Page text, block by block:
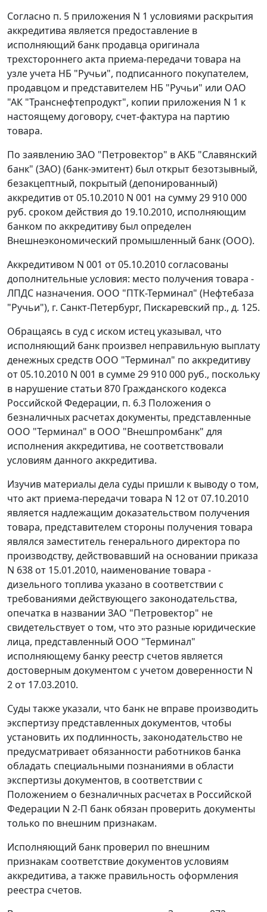
Согласно п. 5 приложения N 1 условиями раскрытия
аккредитива является предоставление в
исполняющий банк продавца оригинала
трехстороннего акта приема-передачи товара на
узле учета НБ "Ручьи", подписанного покупателем,
продавцом и представителем НБ "Ручьи" или ОАО
"АК "Транснефтепродукт", копии приложения N 1 к
настоящему договору, счет-фактура на партию
товара.
По заявлению ЗАО "Петровектор" в АКБ "Славянский
банк" (ЗАО) (банк-эмитент) был открыт безотзывный,
безакцептный, покрытый (депонированный)
аккредитив от 05.10.2010 N 001 на сумму 29 910 000
руб. сроком действия до 19.10.2010, исполняющим
банком по аккредитиву был определен
Внешнеэкономический промышленный банк (ООО).
Аккредитивом N 001 от 05.10.2010 согласованы
дополнительные условия: место получения товара -
ЛПДС назначения. ООО "ПТК-Терминал" (Нефтебаза
"Ручьи"), г. Санкт-Петербург, Пискаревский пр., д. 125.
Обращаясь в суд с иском истец указывал, что
исполняющий банк произвел неправильную выплату
денежных средств ООО "Терминал" по аккредитиву
от 05.10.2010 N 001 в сумме 29 910 000 руб., поскольку
в нарушение статьи 870 Гражданского кодекса
Российской Федерации, п. 6.3 Положения о
безналичных расчетах документы, представленные
ООО "Терминал" в ООО "Внешпромбанк" для
исполнения аккредитива, не соответствовали
условиям данного аккредитива.
Изучив материалы дела суды пришли к выводу о том,
что акт приема-передачи товара N 12 от 07.10.2010
является надлежащим доказательством получения
товара, представителем стороны получения товара
являлся заместитель генерального директора по
производству, действовавший на основании приказа
N 638 от 15.01.2010, наименование товара -
дизельного топлива указано в соответствии с
требованиями действующего законодательства,
опечатка в названии ЗАО "Петровектор" не
свидетельствует о том, что это разные юридические
лица, представленный ООО "Терминал"
исполняющему банку реестр счетов является
достоверным документом с учетом доверенности N
2 от 17.03.2010.
Суды также указали, что банк не вправе производить
экспертизу представленных документов, чтобы
установить их подлинность, законодательство не
предусматривает обязанности работников банка
обладать специальными познаниями в области
экспертизы документов, в соответствии с
Положением о безналичных расчетах в Российской
Федерации N 2-П банк обязан проверить документы
только по внешним признакам.
Исполняющий банк проверил по внешним
признакам соответствие документов условиям
аккредитива, а также правильность оформления
реестра счетов.